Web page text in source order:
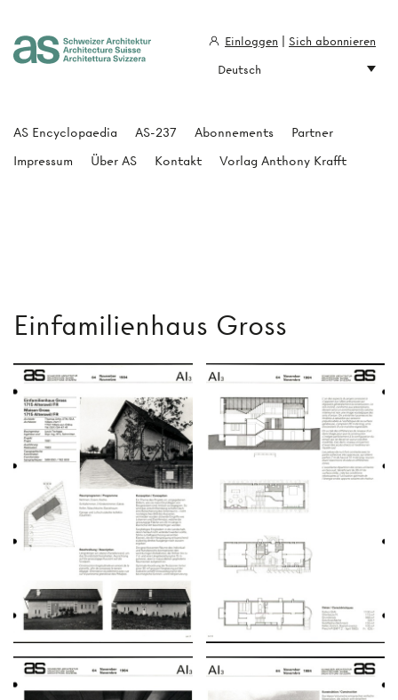
Einfamilienhaus Gross
AS Encyclopaedia AS-237 Abonnements
Partner
Impressum
Über AS Kontakt Vorlag Anthony Krafft
Einloggen
Sich abonnieren
Deutsch